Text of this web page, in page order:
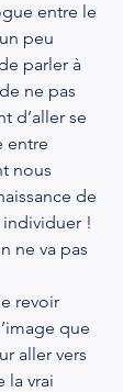
entre le
peu
parler à
ne pas
d’aller se
entre
nous
de
!
ne va pas
revoir
que
aller vers
la vrai